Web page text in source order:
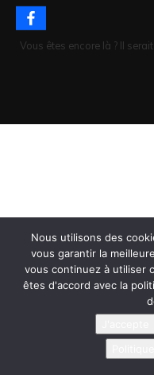
Vous êtes encore là ? Il
Nous utilisons des
vous garantir la
vous continuez à utiliser
êtes d'accord avec la